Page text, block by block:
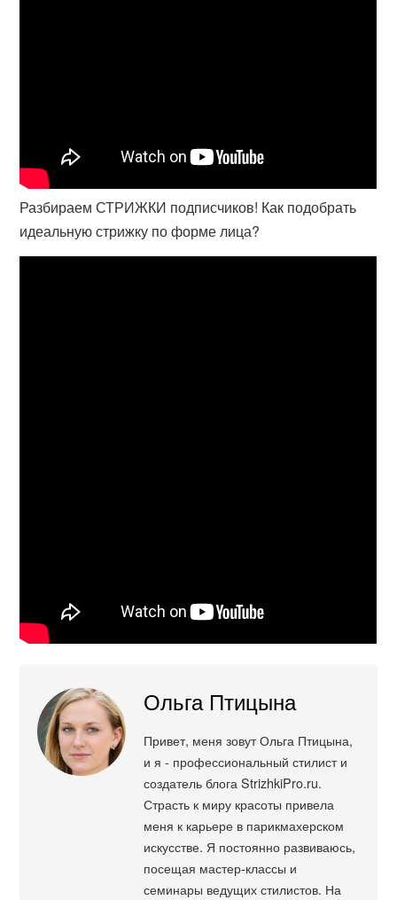
Разбираем СТРИЖКИ подписчиков! Как подобрать
идеальную стрижку по форме лица?
Ольга Птицына
Привет, меня зовут Ольга Птицына,
и я - профессиональный стилист и
создатель блога StrizhkiPro.ru.
Страсть к миру красоты привела
меня к карьере в парикмахерском
искусстве. Я постоянно развиваюсь,
посещая мастер-классы и
семинары ведущих стилистов. На